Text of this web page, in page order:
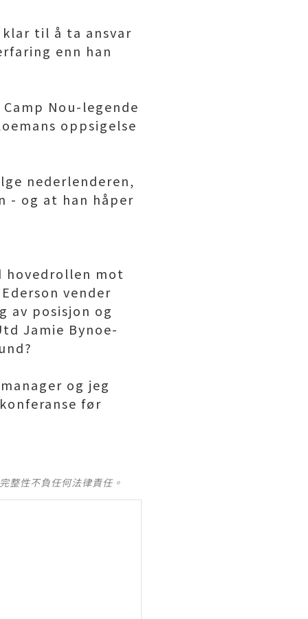
til å ta ansvar
enn han
Nou-legende
oppsigelse
nederlenderen,
- og at han håper
hovedrollen mot
vender
av posisjon og
Jamie Bynoe-
og jeg
før
整性不負任何法律責任。